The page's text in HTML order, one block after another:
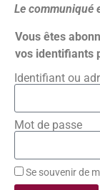
Le communiqué
Vous êtes
vos identifiants
Identifiant ou
Mot de passe
Se souvenir de